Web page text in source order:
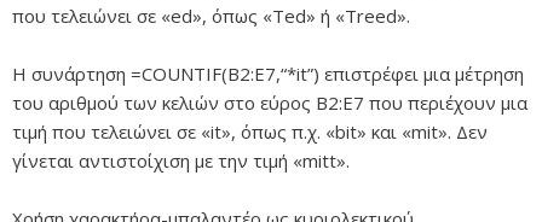
που τελειώνει σε «ed», όπως «Ted» ή «Treed».
Η συνάρτηση =COUNTIF(B2:E7,“*it”) επιστρέφει μια μέτρηση
του αριθμού των κελιών στο εύρος B2:E7 που περιέχουν μια
τιμή που τελειώνει σε «it», όπως π.χ. «bit» και «mit». Δεν
γίνεται αντιστοίχιση με την τιμή «mitt».